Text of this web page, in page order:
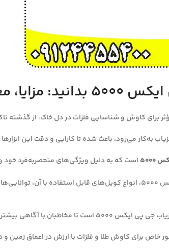
و قیمت
برای کاوش و شناسایی فلزات در دل خاک، از گذشته
به‌کار می‌رود، باعث شده تا کارایی و دقت این
است که به دلیل ویژگی‌های منحصربه‌فرد خود و
در این مقاله، به بررسی ویژگی‌های فلزیاب جی پی ایکس ۵۰۰۰،
و استفاده از این دستگاه بپردازند.